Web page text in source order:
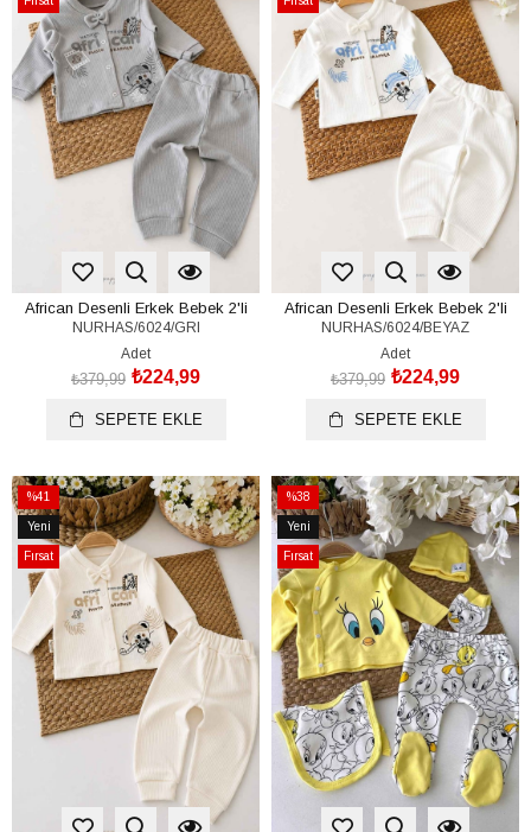
Ürünü
African Desenli Erkek Bebek 2'li
Takım (%100 Pamuk)(0-3/3-6 Ay)
NURHAS/6024/GRI
Adet
₺224,99
₺379,99
SEPETE EKLE
Ürünü
African Desenli Erkek Bebek 2'li
Takım (%100 Pamuk)(0-3/3-6 Ay)
NURHAS/6024/BEYAZ
Adet
₺224,99
₺379,99
SEPETE EKLE
%41
İndirim
%41İndirim
Yeni
Ürün
Fırsat
Ürünü
%38
İndirim
%38İndirim
Yeni
Ürün
Fırsat
Ürünü